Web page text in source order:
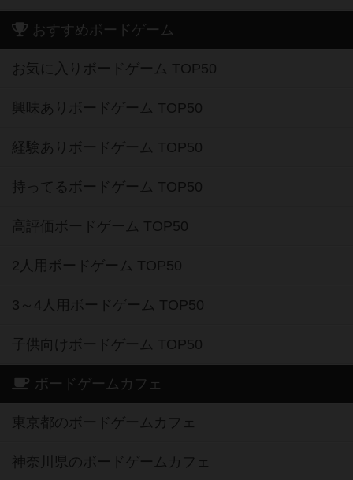
おすすめボードゲーム
お気に入りボードゲーム TOP50
興味ありボードゲーム TOP50
経験ありボードゲーム TOP50
持ってるボードゲーム TOP50
高評価ボードゲーム TOP50
2人用ボードゲーム TOP50
3～4人用ボードゲーム TOP50
子供向けボードゲーム TOP50
ボードゲームカフェ
東京都のボードゲームカフェ
神奈川県のボードゲームカフェ